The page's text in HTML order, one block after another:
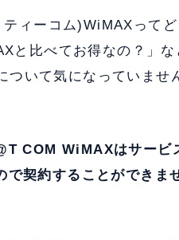
ティーコム)WiMAXってど
と比べてお得なの？」な
ついて気になっていませ
COM WiMAXはサービ
で契約することができま